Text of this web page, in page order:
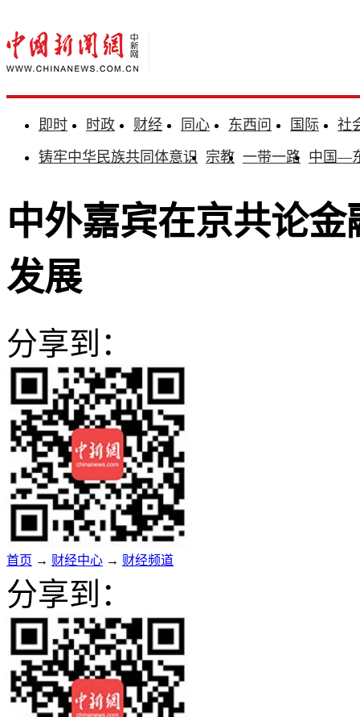
即时 时政 财经 同心 东西问 国际
社
铸牢中华民族共同体意识 宗教 一带一路 中国—
中外嘉宾在京共论
发展
分享到：
首页 → 财经中心 → 财经频道
分享到：